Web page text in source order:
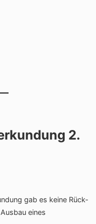
2.
gab es keine Rück­
eines